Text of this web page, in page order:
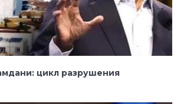
цикл разрушения